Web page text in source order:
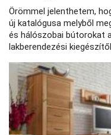
Örömmel jelenthetem,
új katalógusa melyből
és hálószobai bútorokat
lakberendezési